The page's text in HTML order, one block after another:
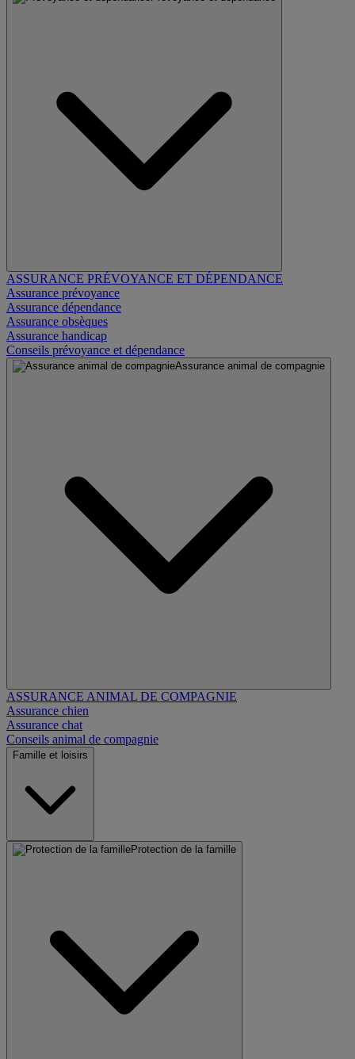
ASSURANCE PRÉVOYANCE ET DÉPENDANCE
Assurance prévoyance
Assurance dépendance
Assurance obsèques
Assurance handicap
Conseils prévoyance et dépendance
Assurance animal de compagnie
ASSURANCE ANIMAL DE COMPAGNIE
Assurance chien
Assurance chat
Conseils animal de compagnie
Famille et loisirs
Protection de la famille